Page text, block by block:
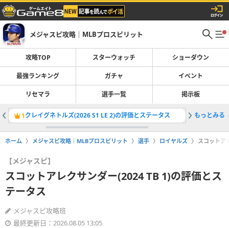
メジャスピ攻略｜MLBプロスピリット
攻略TOP スターウォッチ ショーダウン
最強ランキング ガチャ イベント
リセマラ 選手一覧 掲示板
1クレイグネトルズ(2026 S1 LE 2)の評価とステータス 2最強選
もっとみる
ホーム メジャスピ攻略｜MLBプロスピリット 選手 ロイヤルズ スコットア
【メジャスピ】
スコットアレクサンダー(2024 TB 1)の評価とス
テータス
メジャスピ攻略班
最終更新日：2026.08.05 13:05